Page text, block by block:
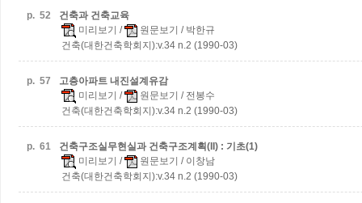
p. 52
건축과 건축교육
미리보기 / 원문보기 / 박한규
건축(대한건축학회지):v.34 n.2 (1990-03)
p. 57
고층아파트 내진설계유감
미리보기 / 원문보기 / 전봉수
건축(대한건축학회지):v.34 n.2 (1990-03)
p. 61
건축구조실무현실과 건축구조계획(II) : 기초(1)
미리보기 / 원문보기 / 이창남
건축(대한건축학회지):v.34 n.2 (1990-03)